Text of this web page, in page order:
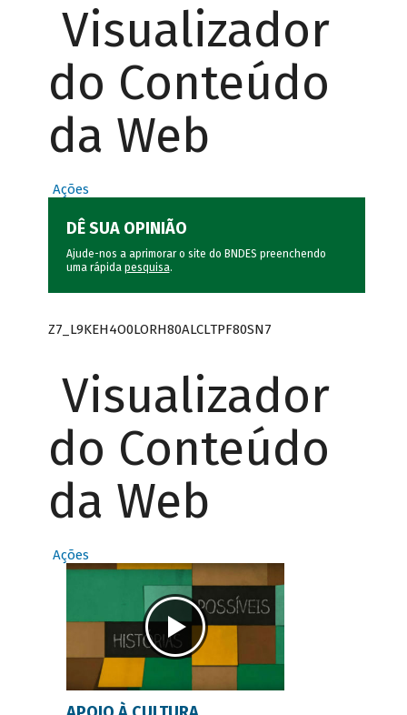
Visualizador
do Conteúdo
da Web
Ações
DÊ SUA OPINIÃO
Ajude-nos a aprimorar o site do BNDES preenchendo
uma rápida pesquisa.
Z7_L9KEH4O0LORH80ALCLTPF80SN7
Visualizador
do Conteúdo
da Web
Ações